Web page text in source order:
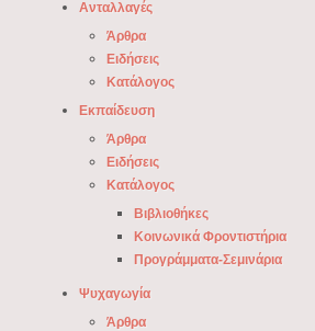
Ανταλλαγές
Άρθρα
Ειδήσεις
Κατάλογος
Εκπαίδευση
Άρθρα
Ειδήσεις
Κατάλογος
Βιβλιοθήκες
Κοινωνικά Φροντιστήρια
Προγράμματα-Σεμινάρια
Ψυχαγωγία
Άρθρα